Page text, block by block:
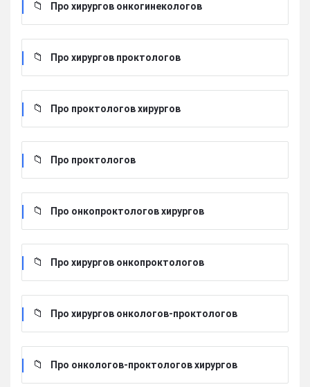
Про хирургов онкогинекологов
Про хирургов проктологов
Про проктологов хирургов
Про проктологов
Про онкопроктологов хирургов
Про хирургов онкопроктологов
Про хирургов онкологов-проктологов
Про онкологов-проктологов хирургов